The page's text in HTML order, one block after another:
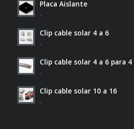
Placa Aislante
-
Clip cable solar 4 a 6
-
Clip cable solar 4 a 6 para 4
-
Clip cable solar 10 a 16
-